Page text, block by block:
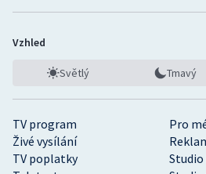
TV program
Pro
Živé vysílání
TV poplatky
Vzhled
Světlý Tmavý